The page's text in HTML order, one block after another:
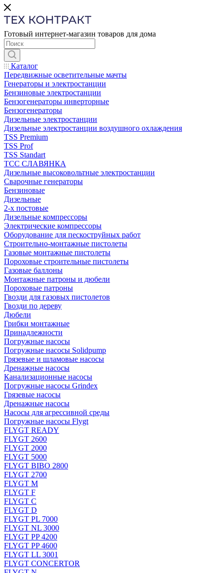
Готовый интернет-магазин товаров для дома
Каталог
Передвижные осветительные мачты
Генераторы и электростанции
Бензиновые электростанции
Бензогенераторы инверторные
Бензогенераторы
Дизельные электростанции
Дизельные электростанции воздушного охлаждения
TSS Premium
TSS Prof
TSS Standart
ТСС СЛАВЯНКА
Дизельные высоковольтные электростанции
Сварочные генераторы
Бензиновые
Дизельные
2-х постовые
Дизельные компрессоры
Электрические компрессоры
Оборудование для пескоструйных работ
Строительно-монтажные пистолеты
Газовые монтажные пистолеты
Пороховые строительные пистолеты
Газовые баллоны
Монтажные патроны и дюбели
Пороховые патроны
Гвозди для газовых пистолетов
Гвозди по дереву
Дюбели
Грибки монтажные
Принадлежности
Погружные насосы
Погружные насосы Solidpump
Грязевые и шламовые насосы
Дренажные насосы
Канализационные насосы
Погружные насосы Grindex
Грязевые насосы
Дренажные насосы
Насосы для агрессивной среды
Погружные насосы Flygt
FLYGT READY
FLYGT 2600
FLYGT 2000
FLYGT 5000
FLYGT BIBO 2800
FLYGT 2700
FLYGT M
FLYGT F
FLYGT C
FLYGT D
FLYGT PL 7000
FLYGT NL 3000
FLYGT PP 4200
FLYGT PP 4600
FLYGT LL 3001
FLYGT CONCERTOR